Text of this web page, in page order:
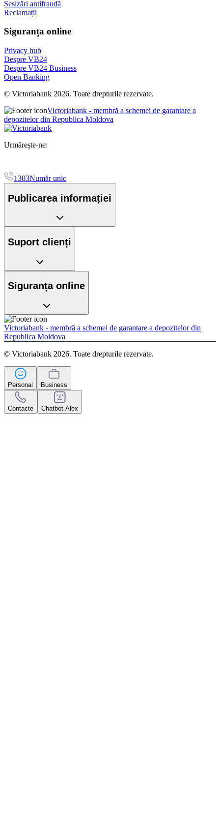
Sesizări antifraudă
Reclamații
Siguranța online
Privacy hub
Despre VB24
Despre VB24 Business
Open Banking
© Victoriabank 2026. Toate drepturile rezervate.
Victoriabank - membră a schemei de garantare a
depozitelor din Republica Moldova
Urmărește-ne:
1303Număr unic
Publicarea informației
Suport clienți
Siguranța online
Victoriabank - membră a schemei de garantare a depozitelor din
Republica Moldova
© Victoriabank 2026. Toate drepturile rezervate.
Personal Business
Contacte Chatbot Alex